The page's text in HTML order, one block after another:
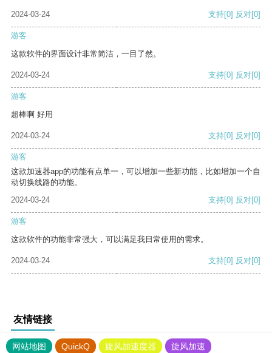
2024-03-24 支持[0] 反对[0]
游客
这款软件的界面设计非常简洁，一目了然。
2024-03-24 支持[0] 反对[0]
游客
超棒啊 好用
2024-03-24 支持[0] 反对[0]
游客
这款加速器app的功能有点单一，可以增加一些新功能，比如增加一个自
动切换线路的功能。
2024-03-24
支持[0] 反对[0]
游客
这款软件的功能非常强大，可以满足我日常使用的需求。
2024-03-24 支持[0] 反对[0]
友情链接
网站地图 QuickQ 旋风加速度器
旋风加速